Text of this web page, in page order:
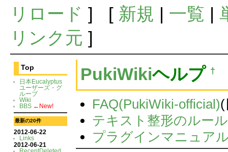
リロード ] [ 新規 | 一覧 |
リンク元 ]
Top
日本Eucalyptus
ユーザーズ・グ
ループ
Wiki
BBS ←New!
最新の20件
2012-06-22
Links
2012-06-21
RecentDeleted
PukiWikiヘルプ †
FAQ(PukiWiki-official)(
テキスト整形のルール
プラグインマニュア